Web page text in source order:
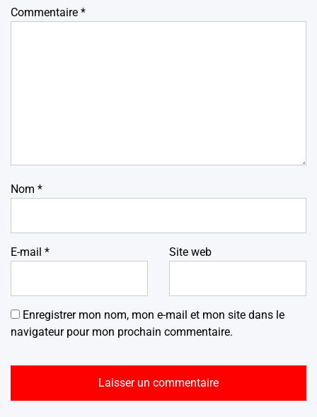
Commentaire *
Nom *
E-mail * Site web
Enregistrer mon nom, mon e-mail et mon site dans le
navigateur pour mon prochain commentaire.